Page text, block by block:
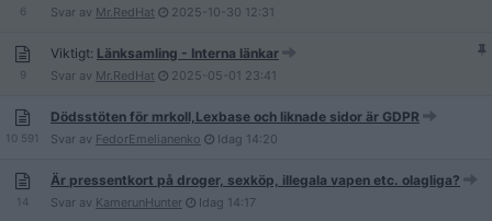
6 Svar av Mr.RedHat 2025-10-30 12:31
9
Viktigt: Länksamling - Interna länkar
Svar av Mr.RedHat 2025-05-01 23:41
10 591
Dödsstöten för mrkoll,Lexbase och liknade sidor är GDPR
Svar av FedorEmelianenko Idag 14:20
14
Är pressentkort på droger, sexköp, illegala vapen etc. olagliga?
Svar av KamerunHunter Idag 14:17